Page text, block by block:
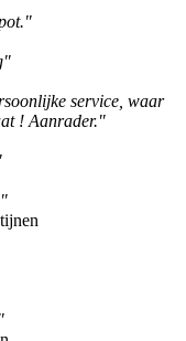
service, waar
! Aanrader."